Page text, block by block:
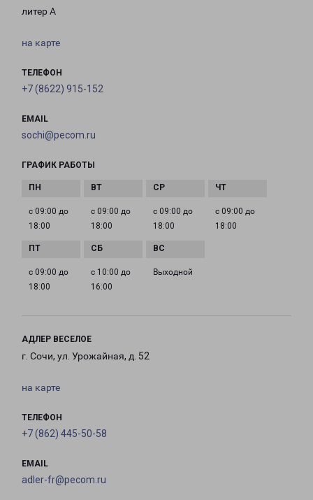
литер А
на карте
ТЕЛЕФОН
+7 (8622) 915-152
EMAIL
sochi@pecom.ru
ГРАФИК РАБОТЫ
с 09:00 до
18:00
с 09:00 до
18:00
с 09:00 до
18:00
с 09:00 до
18:00
с 09:00 до
18:00
с 10:00 до
16:00
Выходной
АДЛЕР ВЕСЕЛОЕ
г. Сочи, ул. Урожайная, д. 52
на карте
ТЕЛЕФОН
+7 (862) 445-50-58
EMAIL
adler-fr@pecom.ru